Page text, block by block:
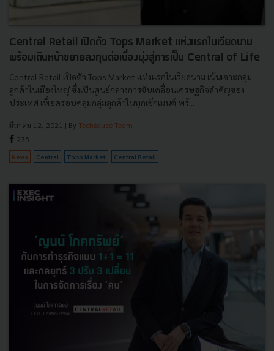
Central Retail เปิดตัว Tops Market แห่งแรกในเวียดนาม
พร้อมเดินหน้าขยายลงทุนต่อเนื่องมุ่งสู่การเป็น Central of Life
Central Retail เปิดตัว Tops Market แห่งแรกในเวียดนาม เน้นเจาะกลุ่ม
ลูกค้าในเมืองใหญ่ ซึ่งเป็นศูนย์กลางการขับเคลื่อนเศรษฐกิจสำคัญของ
ประเทศ เพื่อครอบคลุมกลุ่มลูกค้าในทุกเซ็กเมนต์ พร้...
มีนาคม 12, 2021 | By Techsauce Team
235
News Central Tops Market Central Retail